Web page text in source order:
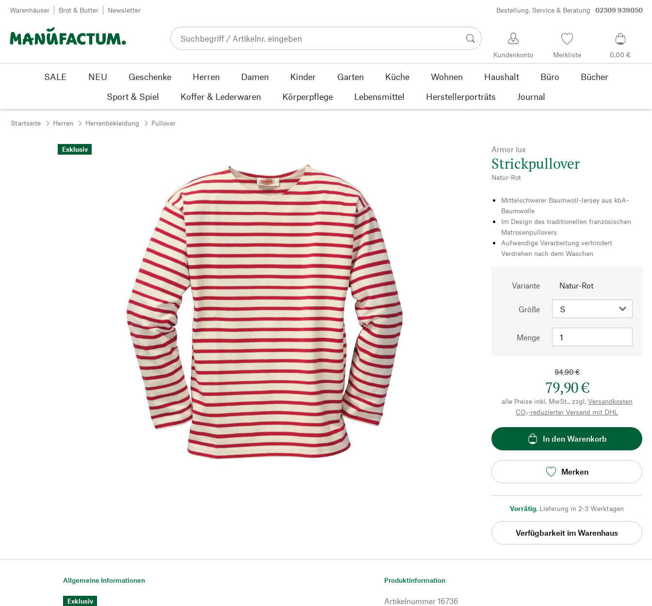
Zum Inhalt springen
Warenhäuser Brot & Butter Newsletter Bestellung, Service & Beratung 02309 939050
Kundenkonto Merkliste 0,00 €
SALE NEU Geschenke Herren Damen Kinder Garten Küche Wohnen Haushalt Büro
Bücher
Sport & Spiel
Koffer & Lederwaren Körperpflege Lebensmittel Herstellerporträts Journal
Startseite Herren Herrenbekleidung Pullover
Exklusiv Armor lux
Strickpullover
Natur-Rot
Mittelschwerer Baumwoll-Jersey aus kbA-
Baumwolle
Im Design des traditionellen französischen
Matrosenpullovers
Aufwendige Verarbeitung verhindert
Verdrehen nach dem Waschen
Variante Natur-Rot
Größe
Menge
94,90 €
79,90 €
alle Preise inkl. MwSt., zzgl. Versandkosten
CO₂-reduzierter Versand mit DHL
In den Warenkorb
Merken
Vorrätig, Lieferung in 2-3 Werktagen
Verfügbarkeit im Warenhaus
Allgemeine Informationen
Exklusiv
Produktinformation
Artikelnummer 16736